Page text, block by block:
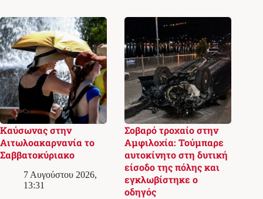
Καύσωνας στην
Αιτωλοακαρνανία το
Σαββατοκύριακο
7 Αυγούστου 2026,
13:31
Σοβαρό τροχαίο στην
Αμφιλοχία: Τούμπαρε
αυτοκίνητο στη δυτική
είσοδο της πόλης και
εγκλωβίστηκε ο
οδηγός